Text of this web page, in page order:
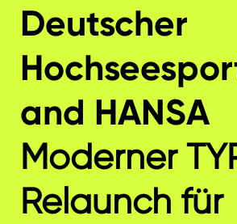
Deutscher
and HANSA
Moderner
Relaunch für